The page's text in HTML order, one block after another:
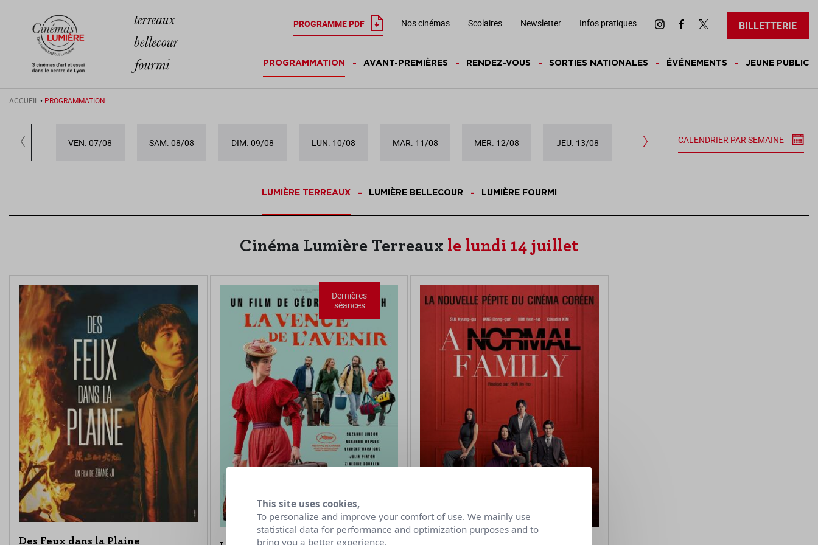
PROGRAMME PDF Nos cinémas Scolaires Newsletter Infos pratiques BILLETTERIE
PROGRAMMATION AVANT-PREMIÈRES RENDEZ-VOUS SORTIES NATIONALES ÉVÉNEMENTS JEUNE PUBLIC
ACCUEIL • PROGRAMMATION
VEN. 07/08 SAM. 08/08 DIM. 09/08 LUN. 10/08 MAR. 11/08 MER. 12/08 JEU. 13/08 VEN. 14/08 SAM. 15/08
CALENDRIER PAR SEMAINE
LUMIÈRE TERREAUX LUMIÈRE BELLECOUR LUMIÈRE FOURMI
Cinéma Lumière Terreaux le lundi 14 juillet
Des Feux dans la Plaine
Dernières
séances
This site uses cookies,
To personalize and improve your comfort of use. We mainly use
statistical data for performance and optimization purposes and to
bring you a better experience.